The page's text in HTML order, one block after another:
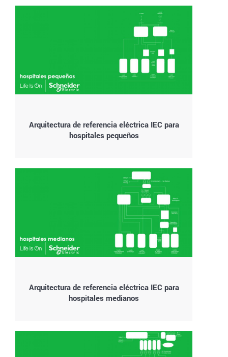
Arquitectura de referencia eléctrica IEC para
hospitales pequeños
Arquitectura de referencia eléctrica IEC para
hospitales medianos